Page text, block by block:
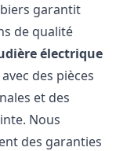
garantit
de qualité
électrique
avec des pièces
et des
Nous
des garanties